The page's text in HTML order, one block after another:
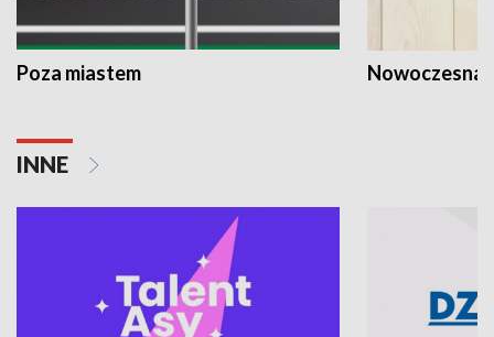
Poza miastem Nowoczesna
INNE